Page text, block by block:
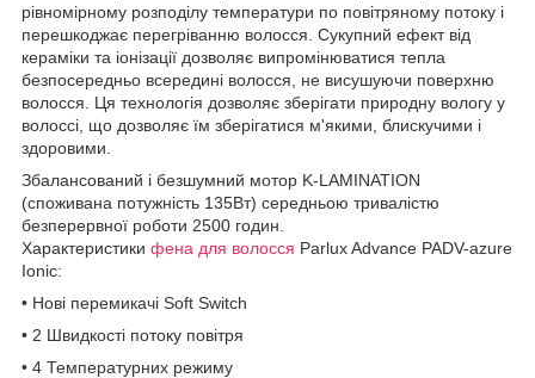
рівномірному розподілу температури по повітряному потоку і
перешкоджає перегріванню волосся. Сукупний ефект від
кераміки та іонізації дозволяє випромінюватися тепла
безпосередньо всередині волосся, не висушуючи поверхню
волосся. Ця технологія дозволяє зберігати природну вологу у
волоссі, що дозволяє їм зберігатися м'якими, блискучими і
здоровими.
Збалансований і безшумний мотор K-LAMINATION
(споживана потужність 135Вт) середньою тривалістю
безперервної роботи 2500 годин.
Характеристики фена для волосся Parlux Advance PADV-azure
Ionic:
• Нові перемикачі Soft Switch
• 2 Швидкості потоку повітря
• 4 Температурних режиму